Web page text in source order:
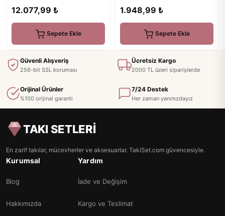
12.077,99 ₺
Sepete Ekle
1.948,99 ₺
Sepete Ekle
Güvenli Alışveriş
256-bit SSL koruması
Ücretsiz Kargo
2000 TL üzeri siparişlerde
Orijinal Ürünler
%100 orijinal garanti
7/24 Destek
Her zaman yanınızdayız
TAKI SETLERİ
En zarif takılar, mücevherler ve aksesuarlar. TakiSet.com güvencesiyle.
Kurumsal
Blog
Hakkımızda
Yardım
İade ve Değişim
Kargo ve Teslimat